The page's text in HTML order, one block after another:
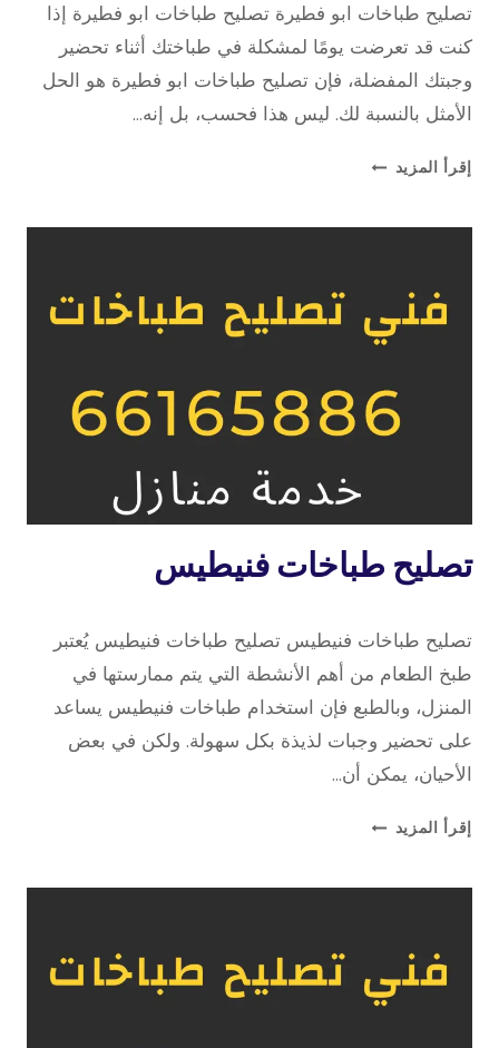
repaircookers
تصليح طباخات ابو فطيرة تصليح طباخات ابو فطيرة إذا
كنت قد تعرضت يومًا لمشكلة في طباختك أثناء تحضير
وجبتك المفضلة، فإن تصليح طباخات ابو فطيرة هو الحل
الأمثل بالنسبة لك. ليس هذا فحسب، بل إنه…
إقرأ المزيد تصليح
طباخات
تصليح طباخات فنيطيس
repaircookers
تصليح طباخات فنيطيس تصليح طباخات فنيطيس يُعتبر
طبخ الطعام من أهم الأنشطة التي يتم ممارستها في
المنزل، وبالطبع فإن استخدام طباخات فنيطيس يساعد
على تحضير وجبات لذيذة بكل سهولة. ولكن في بعض
الأحيان، يمكن أن…
إقرأ المزيد تصليح